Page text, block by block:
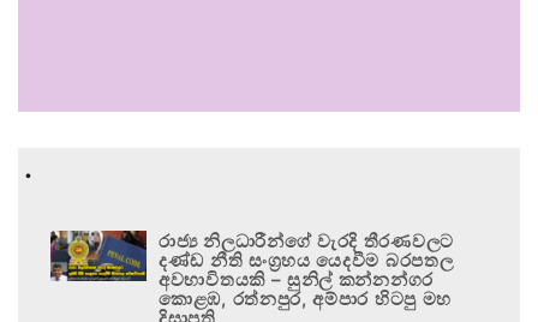
.
රාජ්‍ය නිලධාරීන්ගේ වැරදි තීරණවලට
දණ්ඩ නීති සංග්‍රහය යෙදවීම බරපතල
අවභාවිතයකි – සුනිල් කන්නන්ගර
කොළඹ, රත්නපුර, අම්පාර හිටපු මහ